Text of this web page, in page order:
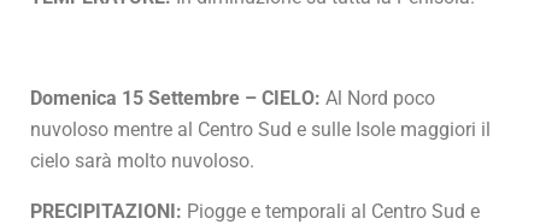
Domenica 15 Settembre – CIELO: Al Nord poco
nuvoloso mentre al Centro Sud e sulle Isole maggiori il
cielo sarà molto nuvoloso.
PRECIPITAZIONI: Piogge e temporali al Centro Sud e